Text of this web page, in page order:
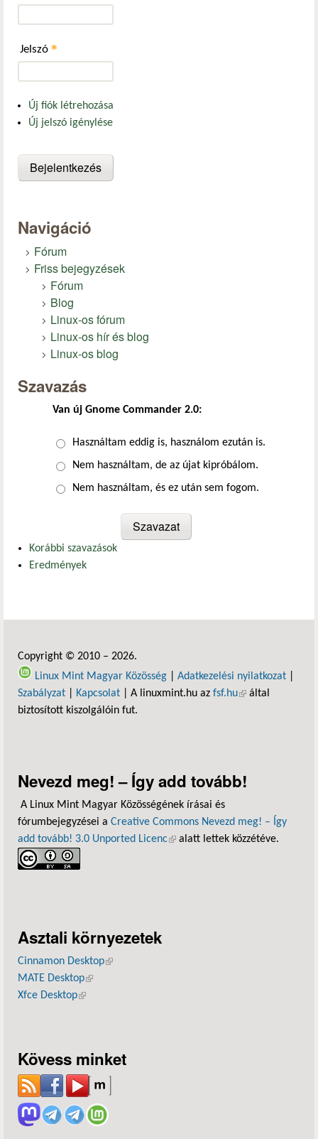
Jelszó *
Új fiók létrehozása
Új jelszó igénylése
Navigáció
Fórum
Friss bejegyzések
Fórum
Blog
Linux-os fórum
Linux-os hír és blog
Linux-os blog
Szavazás
Van új Gnome Commander 2.0:
Választások
Használtam eddig is, használom ezután is.
Nem használtam, de az újat kipróbálom.
Nem használtam, és ez után sem fogom.
Korábbi szavazások
Eredmények
Copyright © 2010 – 2026.
Linux Mint Magyar Közösség
Adatkezelési nyilatkozat
Szabályzat
Kapcsolat | A linuxmint.hu az fsf.hu(külső hivatkozás)
által
biztosított kiszolgálóin fut.
Nevezd meg! – Így add tovább!
A Linux Mint Magyar Közösségének írásai és
fórumbejegyzései a Creative Commons Nevezd meg! – Így
add tovább! 3.0 Unported Licenc(külső hivatkozás)
alatt lettek közzétéve.
Asztali környezetek
Cinnamon Desktop(külső hivatkozás)
MATE Desktop(külső hivatkozás)
Xfce Desktop(külső hivatkozás)
Kövess minket